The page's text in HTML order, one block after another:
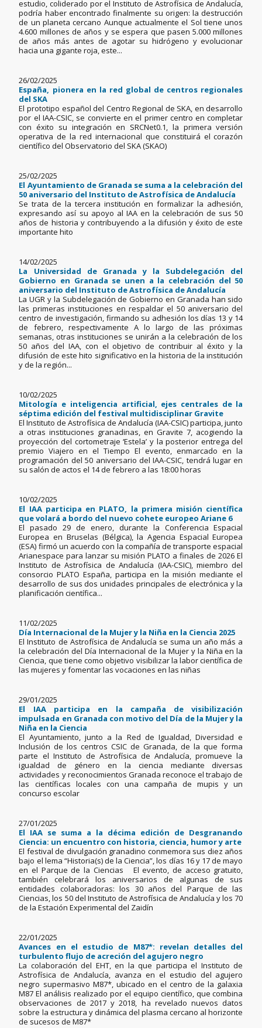
estudio, coliderado por el Instituto de Astrofísica de Andalucía,
podría haber encontrado finalmente su origen: la destrucción
de un planeta cercano Aunque actualmente el Sol tiene unos
4.600 millones de años y se espera que pasen 5.000 millones
de años más antes de agotar su hidrógeno y evolucionar
hacia una gigante roja, este...
26/02/2025
España, pionera en la red global de centros regionales
del SKA
El prototipo español del Centro Regional de SKA, en desarrollo
por el IAA-CSIC, se convierte en el primer centro en completar
con éxito su integración en SRCNet0.1, la primera versión
operativa de la red internacional que constituirá el corazón
científico del Observatorio del SKA (SKAO)
25/02/2025
El Ayuntamiento de Granada se suma a la celebración del
50 aniversario del Instituto de Astrofísica de Andalucía
Se trata de la tercera institución en formalizar la adhesión,
expresando así su apoyo al IAA en la celebración de sus 50
años de historia y contribuyendo a la difusión y éxito de este
importante hito
14/02/2025
La Universidad de Granada y la Subdelegación del
Gobierno en Granada se unen a la celebración del 50
aniversario del Instituto de Astrofísica de Andalucía
La UGR y la Subdelegación de Gobierno en Granada han sido
las primeras instituciones en respaldar el 50 aniversario del
centro de investigación, firmando su adhesión los días 13 y 14
de febrero, respectivamente A lo largo de las próximas
semanas, otras instituciones se unirán a la celebración de los
50 años del IAA, con el objetivo de contribuir al éxito y la
difusión de este hito significativo en la historia de la institución
y de la región...
10/02/2025
Mitología e inteligencia artificial, ejes centrales de la
séptima edición del festival multidisciplinar Gravite
El Instituto de Astrofísica de Andalucía (IAA-CSIC) participa, junto
a otras instituciones granadinas, en Gravite 7, acogiendo la
proyección del cortometraje ‘Estela’ y la posterior entrega del
premio Viajero en el Tiempo El evento, enmarcado en la
programación del 50 aniversario del IAA-CSIC, tendrá lugar en
su salón de actos el 14 de febrero a las 18:00 horas
10/02/2025
El IAA participa en PLATO, la primera misión científica
que volará a bordo del nuevo cohete europeo Ariane 6
El pasado 29 de enero, durante la Conferencia Espacial
Europea en Bruselas (Bélgica), la Agencia Espacial Europea
(ESA) firmó un acuerdo con la compañía de transporte espacial
Arianespace para lanzar su misión PLATO a finales de 2026 El
Instituto de Astrofísica de Andalucía (IAA-CSIC), miembro del
consorcio PLATO España, participa en la misión mediante el
desarrollo de sus dos unidades principales de electrónica y la
planificación científica...
11/02/2025
Día Internacional de la Mujer y la Niña en la Ciencia 2025
El Instituto de Astrofísica de Andalucía se suma un año más a
la celebración del Día Internacional de la Mujer y la Niña en la
Ciencia, que tiene como objetivo visibilizar la labor científica de
las mujeres y fomentar las vocaciones en las niñas
29/01/2025
El IAA participa en la campaña de visibilización
impulsada en Granada con motivo del Día de la Mujer y la
Niña en la Ciencia
El Ayuntamiento, junto a la Red de Igualdad, Diversidad e
Inclusión de los centros CSIC de Granada, de la que forma
parte el Instituto de Astrofísica de Andalucía, promueve la
igualdad de género en la ciencia mediante diversas
actividades y reconocimientos Granada reconoce el trabajo de
las científicas locales con una campaña de mupis y un
concurso escolar
27/01/2025
El IAA se suma a la décima edición de Desgranando
Ciencia: un encuentro con historia, ciencia, humor y arte
El festival de divulgación granadino conmemora sus diez años
bajo el lema “Historia(s) de la Ciencia”, los días 16 y 17 de mayo
en el Parque de la Ciencias El evento, de acceso gratuito,
también celebrará los aniversarios de algunas de sus
entidades colaboradoras: los 30 años del Parque de las
Ciencias, los 50 del Instituto de Astrofísica de Andalucía y los 70
de la Estación Experimental del Zaidín
22/01/2025
Avances en el estudio de M87*: revelan detalles del
turbulento flujo de acreción del agujero negro
La colaboración del EHT, en la que participa el Instituto de
Astrofísica de Andalucía, avanza en el estudio del agujero
negro supermasivo M87*, ubicado en el centro de la galaxia
M87 El análisis realizado por el equipo científico, que combina
observaciones de 2017 y 2018, ha revelado nuevos datos
sobre la estructura y dinámica del plasma cercano al horizonte
de sucesos de M87*